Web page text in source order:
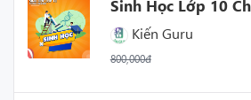
Sinh Học Lớp 10
Kiến Guru
800,000đ